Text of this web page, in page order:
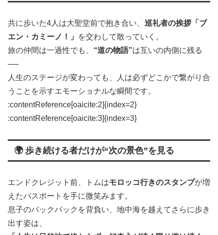
共に歩いた4人は大聖堂前で抱き合い、 巡礼者の挨拶「ブ
エン・カミーノ！」
を交わして散っていく。
旅の仲間は一過性でも、 “道の物語”は互いの内側に残る
──
人生のステージが変わっても、人は必ずどこかで繋がり合
うことを示すエモーショナルな瞬間です。
:contentReference[oaicite:2]{index=2}​
:contentReference[oaicite:3]{index=3}
🌍 歩き続ける者だけが“次の景色”を見る
エンドクレジット前、トムはモロッコ行きのスタンプが増
えたパスポートを手に微笑みます。
息子のバックパックを背負い、地中海を越えてさらに歩き
出す姿は、